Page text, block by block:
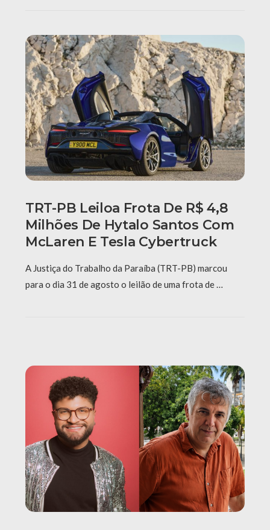
TRT-PB Leiloa Frota De R$ 4,8
Milhões De Hytalo Santos Com
McLaren E Tesla Cybertruck
A Justiça do Trabalho da Paraíba (TRT-PB) marcou
para o dia 31 de agosto o leilão de uma frota de …